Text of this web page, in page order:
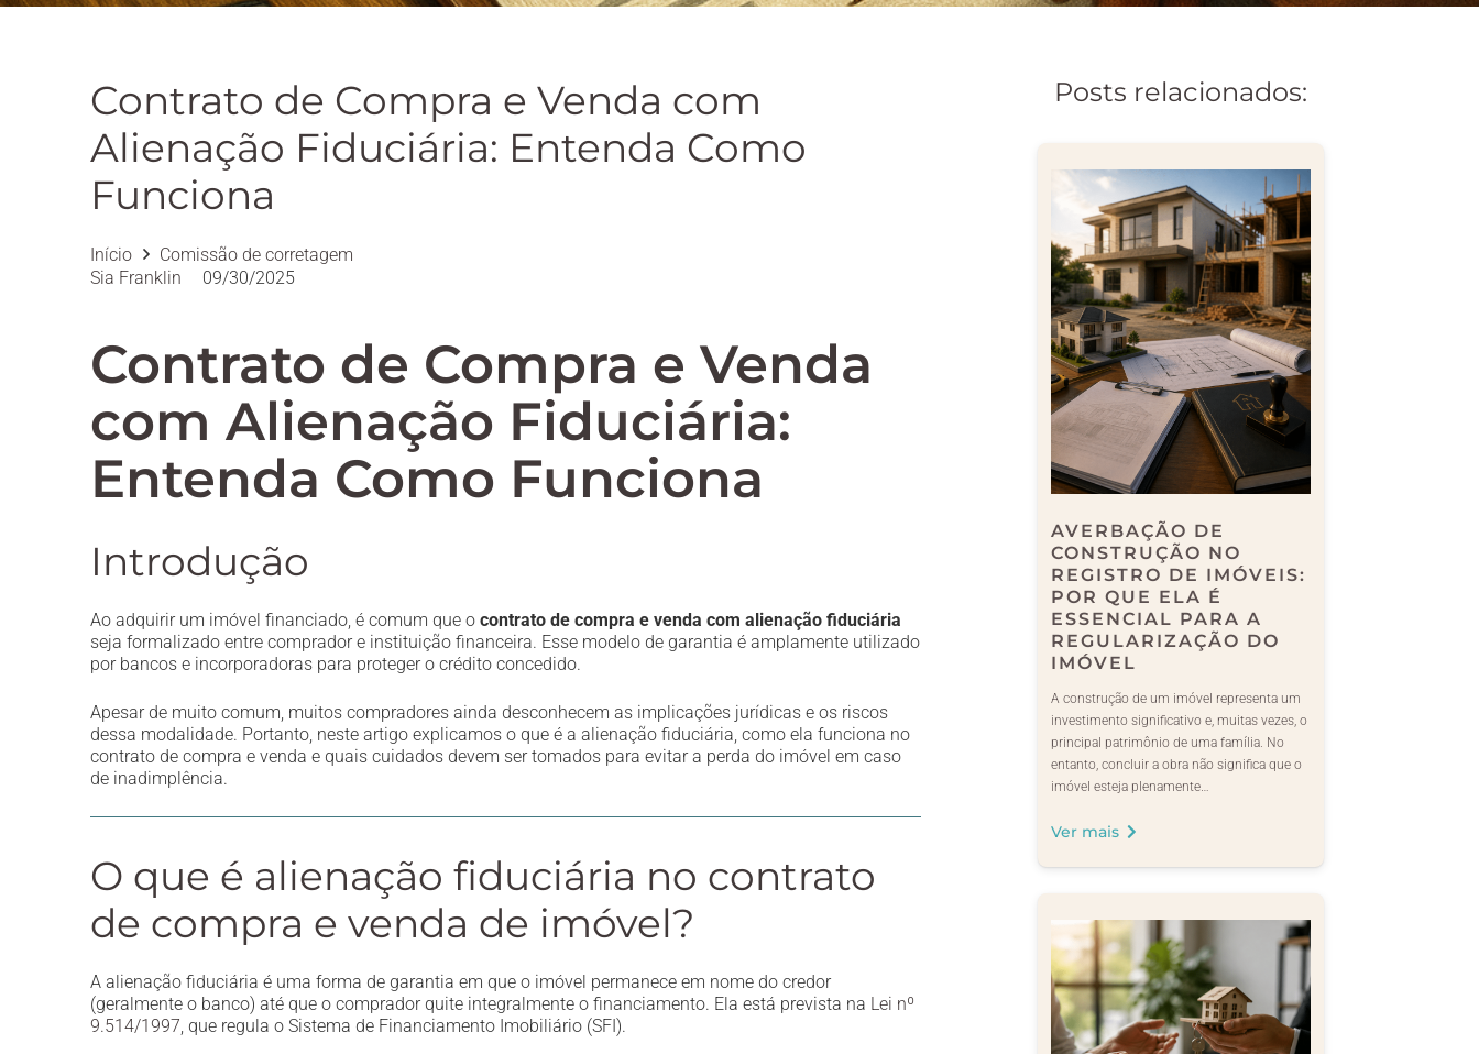
Contrato de Compra e Venda com
Alienação Fiduciária: Entenda Como
Funciona
Início
Comissão de corretagem
Sia Franklin
09/30/2025
Contrato de Compra e Venda
com Alienação Fiduciária:
Entenda Como Funciona
Introdução
Ao adquirir um imóvel financiado, é comum que o contrato de compra e venda com alienação fiduciária
seja formalizado entre comprador e instituição financeira. Esse modelo de garantia é amplamente utilizado
por bancos e incorporadoras para proteger o crédito concedido.
Apesar de muito comum, muitos compradores ainda desconhecem as implicações jurídicas e os riscos
dessa modalidade. Portanto, neste artigo explicamos o que é a alienação fiduciária, como ela funciona no
contrato de compra e venda e quais cuidados devem ser tomados para evitar a perda do imóvel em caso
de inadimplência.
O que é alienação fiduciária no contrato
de compra e venda de imóvel?
A alienação fiduciária é uma forma de garantia em que o imóvel permanece em nome do credor
(geralmente o banco) até que o comprador quite integralmente o financiamento. Ela está prevista na Lei nº
9.514/1997 , que regula o Sistema de Financiamento Imobiliário (SFI).
Posts relacionados:
AVERBAÇÃO DE
CONSTRUÇÃO NO
REGISTRO DE IMÓVEIS:
POR QUE ELA É
ESSENCIAL PARA A
REGULARIZAÇÃO DO
IMÓVEL
A construção de um imóvel representa um
investimento significativo e, muitas vezes, o
principal patrimônio de uma família. No
entanto, concluir a obra não significa que o
imóvel esteja plenamente…
Ver mais